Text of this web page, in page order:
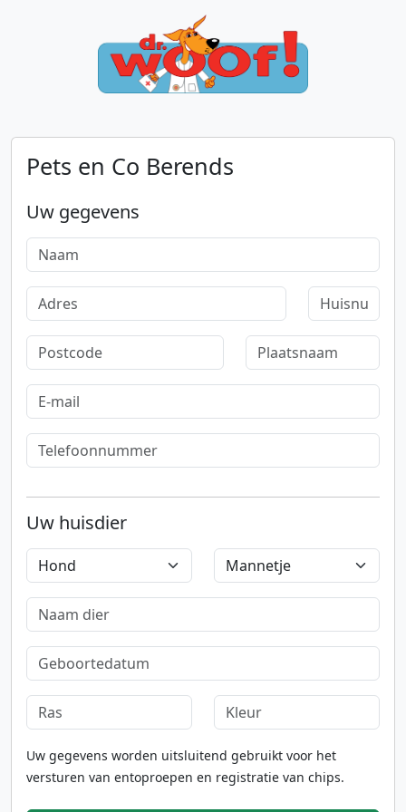
Pets en Co Berends
Uw gegevens
Uw huisdier
Uw gegevens worden uitsluitend gebruikt voor het
versturen van entoproepen en registratie van chips.